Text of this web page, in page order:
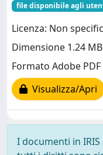
file disponibile agli
Licenza: Non
Dimensione 1.24 MB
Formato Adobe PDF
Visualizza/Apri
I documenti in